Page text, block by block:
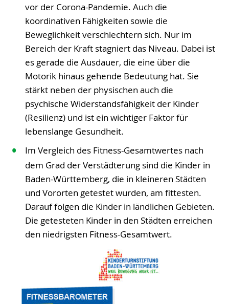
vor der Corona-Pandemie. Auch die
koordinativen Fähigkeiten sowie die
Beweglichkeit verschlechtern sich. Nur im
Bereich der Kraft stagniert das Niveau. Dabei ist
es gerade die Ausdauer, die eine über die
Motorik hinaus gehende Bedeutung hat. Sie
stärkt neben der physischen auch die
psychische Widerstandsfähigkeit der Kinder
(Resilienz) und ist ein wichtiger Faktor für
lebenslange Gesundheit.
Im Vergleich des Fitness-Gesamtwertes nach
dem Grad der Verstädterung sind die Kinder in
Baden-Württemberg, die in kleineren Städten
und Vororten getestet wurden, am fittesten.
Darauf folgen die Kinder in ländlichen Gebieten.
Die getesteten Kinder in den Städten erreichen
den niedrigsten Fitness-Gesamtwert.